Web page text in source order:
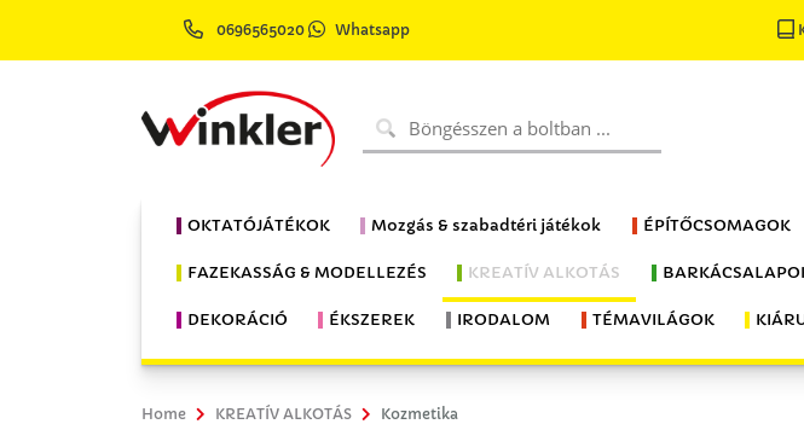
0696565020 Whatsapp
OKTATÓJÁTÉKOK Mozgás & szabadtéri játékok ÉPÍTŐCSOMAGOK
FAZEKASSÁG & MODELLEZÉS KREATÍV ALKOTÁS
DEKORÁCIÓ ÉKSZEREK IRODALOM TÉMAVILÁGOK
Home KREATÍV ALKOTÁS Kozmetika